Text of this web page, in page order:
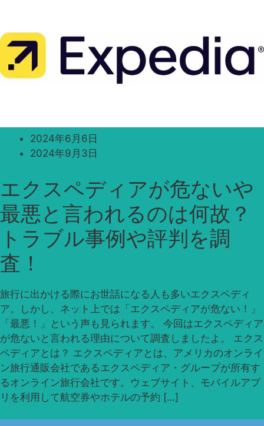
2024年6月6日
2024年9月3日
エクスペディアが危ないや
最悪と言われるのは何故？
トラブル事例や評判を調
査！
旅行に出かける際にお世話になる人も多いエクスペディ
ア。しかし、ネット上では「エクスペディアが危ない！」
「最悪！」という声も見られます。 今回はエクスペディア
が危ないと言われる理由について調査しましたよ。 エクス
ペディアとは？ エクスペディアとは、アメリカのオンライ
ン旅行通販会社であるエクスペディア・グループが所有す
るオンライン旅行会社です。ウェブサイト、モバイルアプ
リを利用して航空券やホテルの予約 […]